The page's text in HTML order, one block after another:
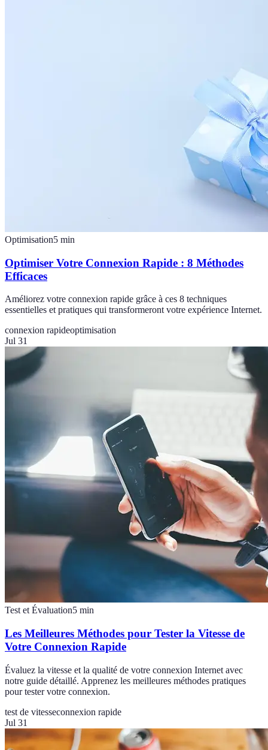
Optimisation5 min
Optimiser Votre Connexion Rapide : 8 Méthodes
Efficaces
Améliorez votre connexion rapide grâce à ces 8 techniques
essentielles et pratiques qui transformeront votre expérience Internet.
connexion rapideoptimisation
Jul 31
Test et Évaluation5 min
Les Meilleures Méthodes pour Tester la Vitesse de
Votre Connexion Rapide
Évaluez la vitesse et la qualité de votre connexion Internet avec
notre guide détaillé. Apprenez les meilleures méthodes pratiques
pour tester votre connexion.
test de vitesseconnexion rapide
Jul 31